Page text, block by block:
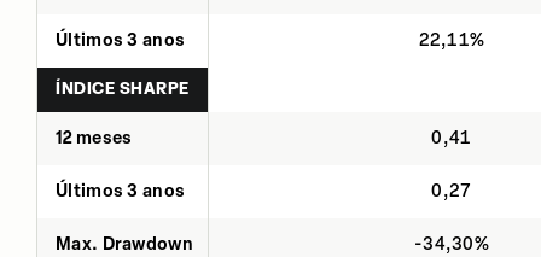
Últimos 3 anos 22,11%
ÍNDICE SHARPE
12 meses 0,41
Últimos 3 anos 0,27
Max. Drawdown -34,30%